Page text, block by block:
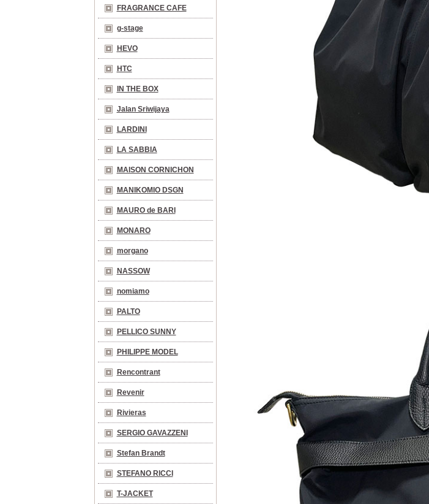
FRAGRANCE CAFE
g-stage
HEVO
HTC
IN THE BOX
Jalan Sriwijaya
LARDINI
LA SABBIA
MAISON CORNICHON
MANIKOMIO DSGN
MAURO de BARI
MONARO
morgano
NASSOW
nomiamo
PALTO
PELLICO SUNNY
PHILIPPE MODEL
Rencontrant
Revenir
Rivieras
SERGIO GAVAZZENI
Stefan Brandt
STEFANO RICCI
T-JACKET